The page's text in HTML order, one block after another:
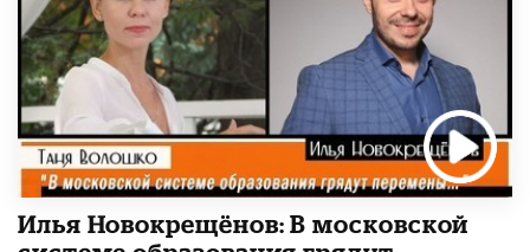
Илья Новокрещёнов: В московской